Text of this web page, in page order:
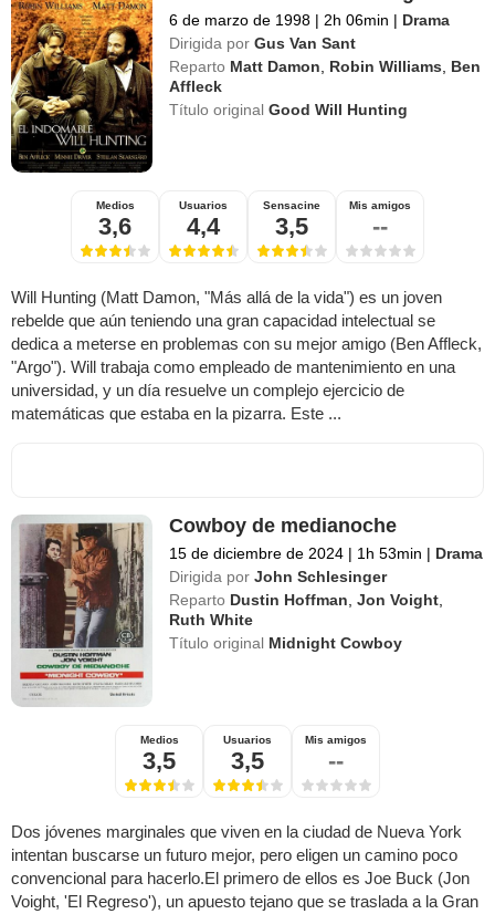
6 de marzo de 1998 | 2h 06min | Drama
Dirigida por Gus Van Sant
Reparto Matt Damon Robin Williams
Ben
Affleck
Título originalGood Will Hunting
Medios
3,6
Usuarios
4,4
Sensacine
3,5
Mis amigos
--
Will Hunting (Matt Damon, "Más allá de la vida") es un joven
rebelde que aún teniendo una gran capacidad intelectual se
dedica a meterse en problemas con su mejor amigo (Ben Affleck,
"Argo"). Will trabaja como empleado de mantenimiento en una
universidad, y un día resuelve un complejo ejercicio de
matemáticas que estaba en la pizarra. Este ...
Cowboy de medianoche
15 de diciembre de 2024 | 1h 53min | Drama
Dirigida por John Schlesinger
Reparto Dustin Hoffman,Jon Voight,
Ruth White
Título original Midnight Cowboy
Medios
3,5
Usuarios
3,5
Mis amigos
--
Dos jóvenes marginales que viven en la ciudad de Nueva York
intentan buscarse un futuro mejor, pero eligen un camino poco
convencional para hacerlo.El primero de ellos es Joe Buck (Jon
Voight, 'El Regreso'), un apuesto tejano que se traslada a la Gran